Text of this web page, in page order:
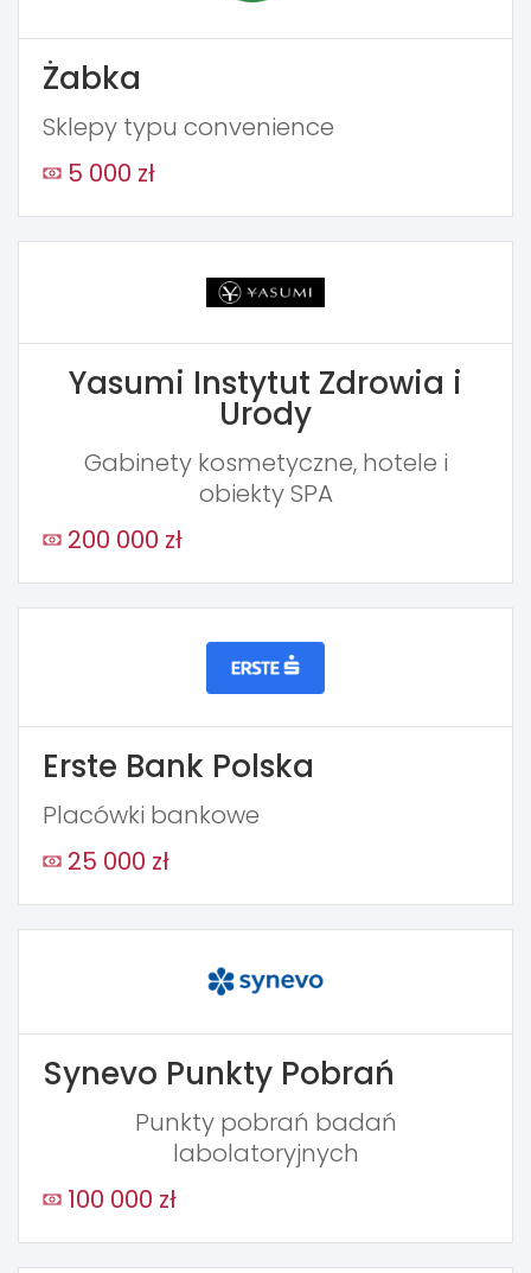
Żabka
Sklepy typu convenience
5 000 zł
Yasumi Instytut Zdrowia i
Urody
Gabinety kosmetyczne, hotele i
obiekty SPA
200 000 zł
Erste Bank Polska
Placówki bankowe
25 000 zł
Synevo Punkty Pobrań
Punkty pobrań badań
labolatoryjnych
100 000 zł